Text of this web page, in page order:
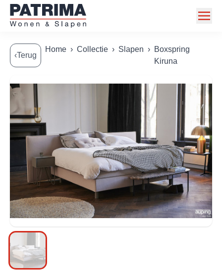
Toonzaalmodellen
Acties
Merken
Info
Contact
‹Terug
Home › Collectie › Slapen › Boxspring
Kiruna